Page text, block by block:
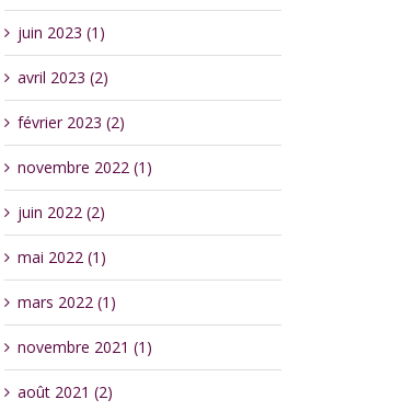
juin 2023 (1)
avril 2023 (2)
février 2023 (2)
novembre 2022 (1)
juin 2022 (2)
mai 2022 (1)
mars 2022 (1)
novembre 2021 (1)
août 2021 (2)